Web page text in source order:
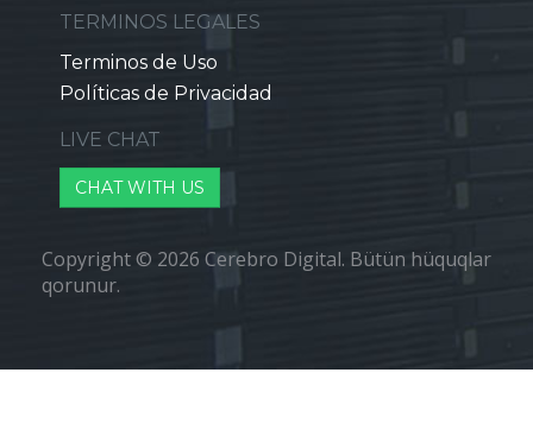
TERMINOS LEGALES
Terminos de Uso
Políticas de Privacidad
LIVE CHAT
CHAT WITH US
Copyright © 2026 Cerebro Digital. Bütün hüquqlar
qorunur.